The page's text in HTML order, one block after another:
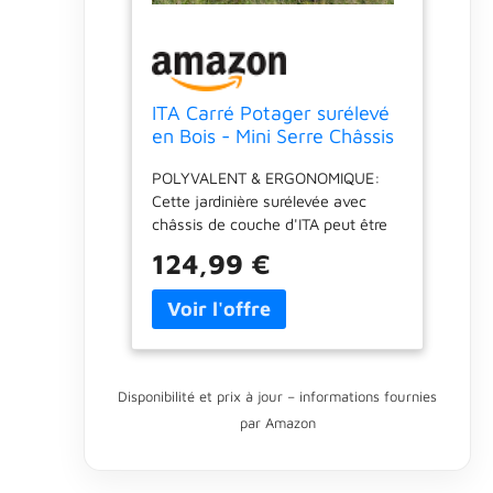
ITA Carré Potager surélevé
en Bois - Mini Serre Châssis
Pied avec Feuille de
Protection - pour Fleurs,
légume, Herbes - Gris
POLYVALENT & ERGONOMIQUE:
Cette jardinière surélevée avec
châssis de couche d'ITA peut être
des herbes et des fleurs dans le
jardin, sur la terrasse et le balcon.
Avec sa hauteur de 80 cm, la
OPTIMALES: Le châssis de couche
transforme votre nouvelle jardinière
124,99 €
Disponibilité et prix à jour – informations fournies
par Amazon